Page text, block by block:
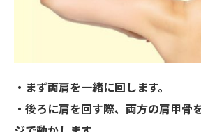
・まず両肩を一緒に回します。
・後ろに肩を回す際、両方の肩甲骨